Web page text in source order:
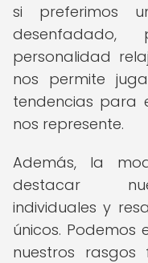
si preferimos
desenfadado,
personalidad
nos permite
tendencias para
nos represente.
Además, la
destacar
individuales y
únicos. Podemos
nuestros rasgos